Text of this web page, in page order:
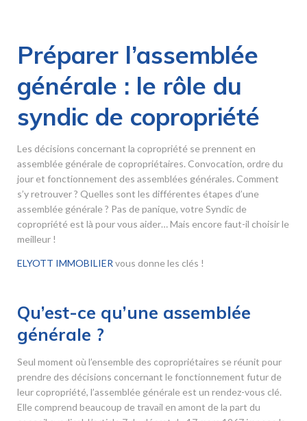
Préparer l’assemblée
générale : le rôle du
syndic de copropriété
Les décisions concernant la copropriété se prennent en
assemblée générale de copropriétaires. Convocation, ordre du
jour et fonctionnement des assemblées générales. Comment
s’y retrouver ? Quelles sont les différentes étapes d’une
assemblée générale ? Pas de panique, votre Syndic de
copropriété est là pour vous aider… Mais encore faut-il choisir le
meilleur !
ELYOTT IMMOBILIER vous donne les clés !
Qu’est-ce qu’une assemblée
générale ?
Seul moment où l’ensemble des copropriétaires se réunit pour
prendre des décisions concernant le fonctionnement futur de
leur copropriété, l’assemblée générale est un rendez-vous clé.
Elle comprend beaucoup de travail en amont de la part du